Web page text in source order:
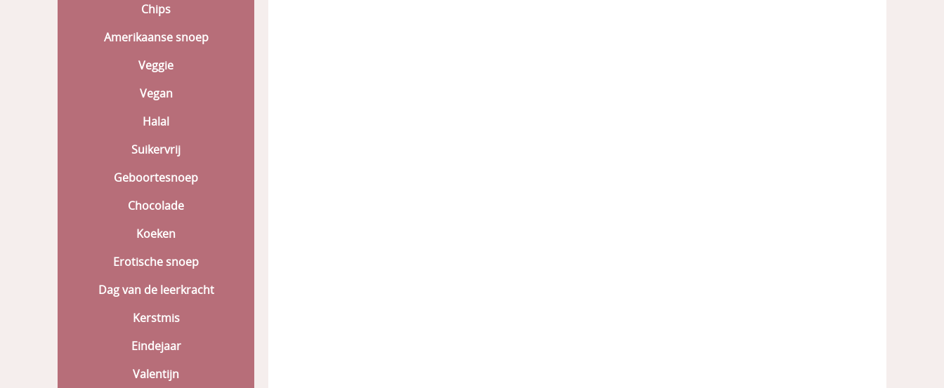
Chips
Amerikaanse snoep
Veggie
Vegan
Halal
Suikervrij
Geboortesnoep
Chocolade
Koeken
Erotische snoep
Dag van de leerkracht
Kerstmis
Eindejaar
Valentijn